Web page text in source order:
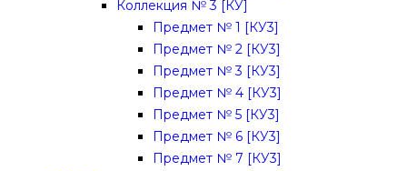
Коллекция № 3 [КУ]
Предмет № 1 [КУ3]
Предмет № 2 [КУ3]
Предмет № 3 [КУ3]
Предмет № 4 [КУ3]
Предмет № 5 [КУ3]
Предмет № 6 [КУ3]
Предмет № 7 [КУ3]